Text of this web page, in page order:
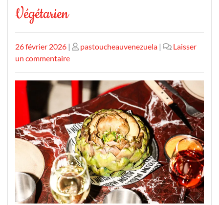
Végétarien
Publié
le
26 février 2026 | Publié
pastoucheauvenezuela |
Laisser
un commentairesur
les
Délices
Végétariens
:
Une
Explosion
de
Saveurs
sans
Viande
dans